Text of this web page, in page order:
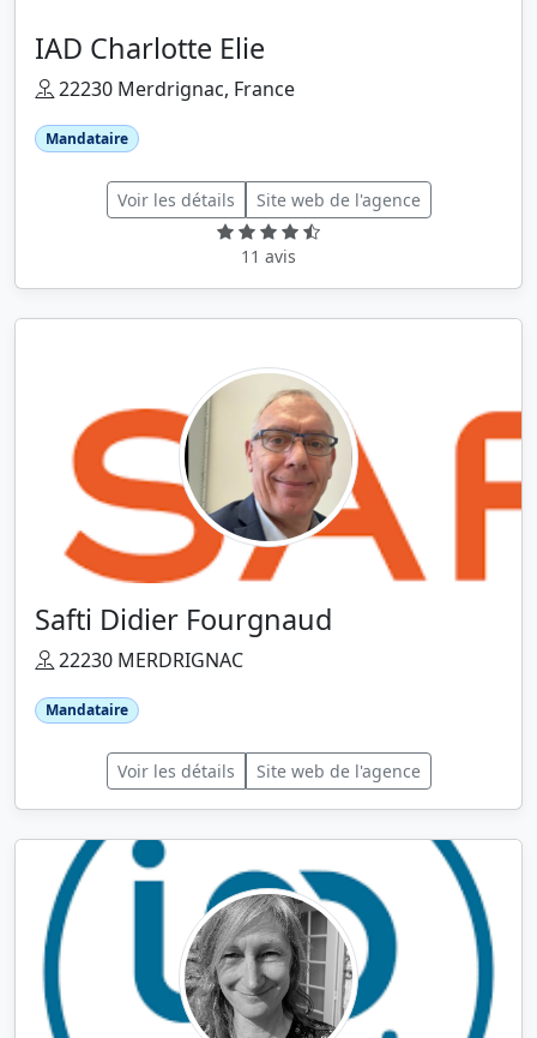
IAD Charlotte Elie
22230 Merdrignac, France
Mandataire
Voir les détails Site web de l'agence
11 avis
Safti Didier Fourgnaud
22230 MERDRIGNAC
Mandataire
Voir les détails Site web de l'agence